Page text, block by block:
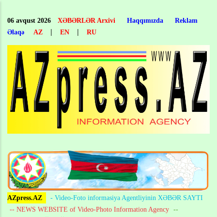
main
content
06 avqust 2026 XƏBƏRLƏR Arxivi Haqqımızda
Reklam
Əlaqə
AZ | EN | RU
AZpress.AZ
- Video-Foto informasiya Agentliyinin XƏBƏR SAYTI
-- NEWS WEBSITE of Video-Photo Information Agency --